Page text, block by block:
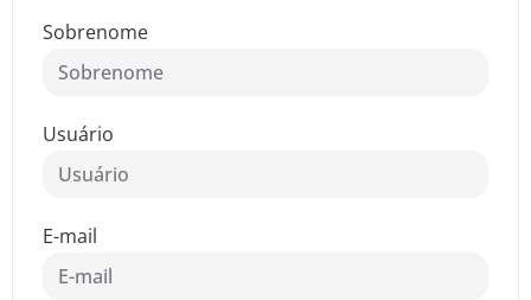
Sobrenome
Usuário
E-mail